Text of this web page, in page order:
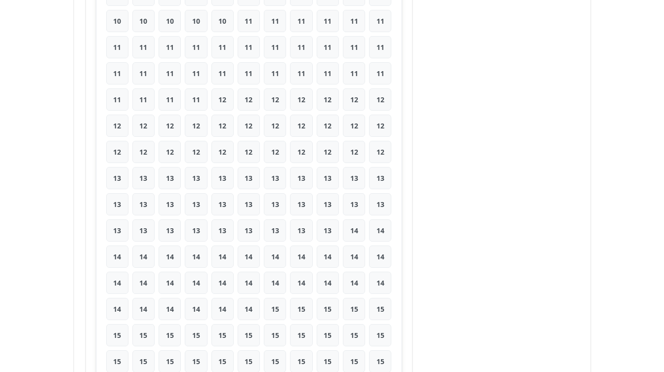
10 10 10 10 10 11 11 11 11 11 11
11 11 11 11 11 11 11 11 11 11 11
11 11 11 11 11 11 11 11 11 11 11
11 11 11 11 12 12 12 12 12 12 12
12 12 12 12 12 12 12 12 12 12 12
12 12 12 12 12 12 12 12 12 12 12
13 13 13 13 13 13 13 13 13 13 13
13 13 13 13 13 13 13 13 13 13 13
13 13 13 13 13 13 13 13 13 14 14
14 14 14 14 14 14 14 14 14 14 14
14 14 14 14 14 14 14 14 14 14 14
14 14 14 14 14 14 15 15 15 15 15
15 15 15 15 15 15 15 15 15 15 15
15 15 15 15 15 15 15 15 15 15 15